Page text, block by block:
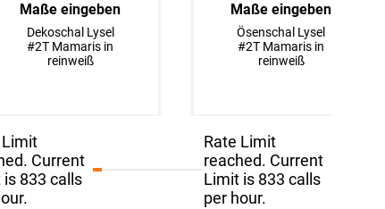
Maße eingeben
Dekoschal Lysel
#2T Mamaris in
reinweiß
Maße eingeben
Ösenschal Lysel
#2T Mamaris in
reinweiß
Limit
Current
833 calls
Rate Limit
reached. Current
Limit is 833 calls
per hour.